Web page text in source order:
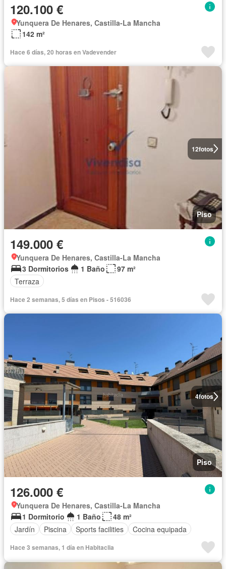
120.100 €
Yunquera De Henares, Castilla-La Mancha
142 m²
Hace 6 días, 20 horas en Vadevender
12fotos
Piso
149.000 €
Yunquera De Henares, Castilla-La Mancha
3 Dormitorios
1 Baño
97 m²
Terraza
Hace 2 semanas, 5 días en Pisos - 516036
4fotos
Piso
126.000 €
Yunquera De Henares, Castilla-La Mancha
1 Dormitorio
1 Baño
48 m²
Jardín
Piscina Sports facilities Cocina equipada
Hace 3 semanas, 1 día en Habitaclia